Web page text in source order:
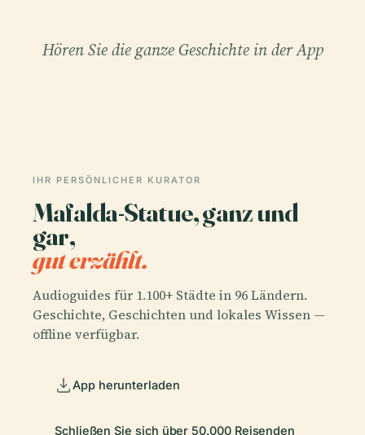
Hören Sie die ganze Geschichte in der App
IHR PERSÖNLICHER KURATOR
Mafalda-Statue, ganz und
gar,
gut erzählt.
Audioguides für 1.100+ Städte in 96 Ländern.
Geschichte, Geschichten und lokales Wissen —
offline verfügbar.
App herunterladen
Schließen Sie sich über 50.000 Reisenden